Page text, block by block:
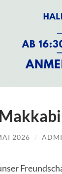
2026 /